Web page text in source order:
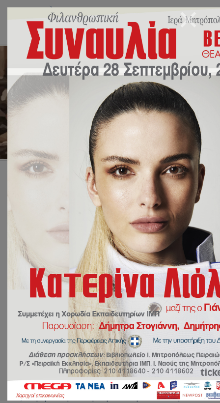
Ναύπλιο!
Χωρίς κατηγορία sbalaska
Χωρίς κατηγορία Ναύπλιο!
Μια μέρα γεμάτη εικόνες, ιστορία και όμορφες
στιγμές είχαν την ευκαιρία να ζήσουν οι μαθητές του
Γυμνασίου μας στην εκπαιδευτική εκδρομή στο
Ναύπλιο. Μέσα από την ιστορική ξενάγηση
γνωρίσαμε σημαντικά σημεία της πόλης, μάθαμε
ενδιαφέροντα στοιχεία για το παρελθόν της και
ταξιδέψαμε στην ιστορία με έναν μοναδικό τρόπο.